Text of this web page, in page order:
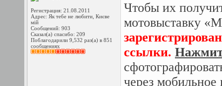
Регистрация: 21.08.2011
Адрес: Як тебе не любити, Києве
мій
Сообщений: 903
Сказал(а) спасибо: 209
Поблагодарили 9,532 раз(а) в 851
сообщениях
Чтобы их
мотовыставку
ссылки.
через